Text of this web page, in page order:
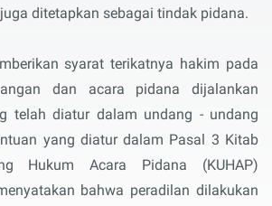
ditetapkan sebagai tindak pidana.
syarat terikatnya hakim pada
dan acara pidana dijalankan
telah diatur dalam undang - undang
yang diatur dalam Pasal 3 Kitab
Hukum Acara Pidana (KUHAP)
bahwa peradilan dilakukan